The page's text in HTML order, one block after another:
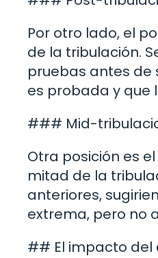
Por otro lado, el
de la tribulación.
pruebas antes de
es probada y que
### Mid-
Otra posición es
mitad de la
anteriores,
extrema, pero no
## El impacto del